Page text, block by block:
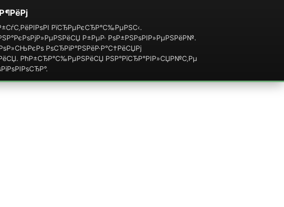
РїСЂРµРєСЂР°С‰РµРЅС‹.
Р±РµР· РѕР±РЅРѕРІР»РµРЅРёР№.
РѕСЂРіР°РЅРёР·Р°С†РёСЏРј
РћР±СЂР°С‰РµРЅРёСЏ РЅР°РїСЂР°РІР»СЏР№С‚Рµ